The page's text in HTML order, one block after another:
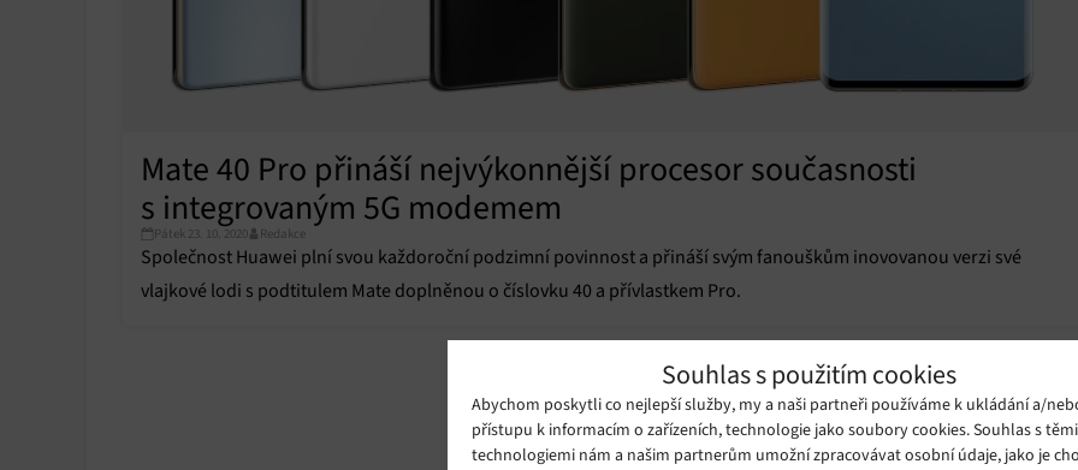
Souhlas s použitím cookies
Abychom poskytli co nejlepší služby, my a naši partneři používáme k ukládání a/
přístupu k informacím o zařízeních, technologie jako soubory cookies. Souhlas s
technologiemi nám a našim partnerům umožní zpracovávat osobní údaje, jako je
Mate 40 Pro přináší nejvýkonnější procesor současnosti
s integrovaným 5G modemem
Pátek 23. 10. 2020 Redakce
Společnost Huawei plní svou každoroční podzimní povinnost a přináší svým fanouškům inovovanou verzi své
vlajkové lodi s podtitulem Mate doplněnou o číslovku 40 a přívlastkem Pro.